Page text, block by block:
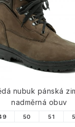
nubuk pánská
nadměrná obuv
50 51